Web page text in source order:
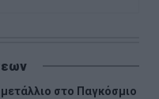
στο Παγκόσμιο